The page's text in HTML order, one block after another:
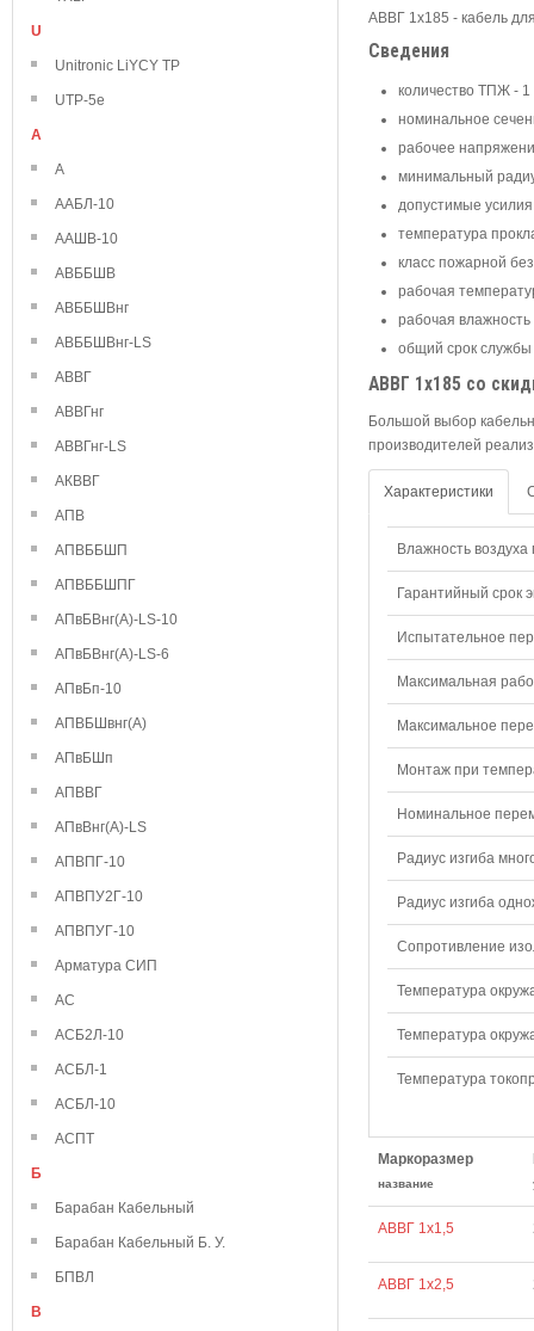
U
Unitronic LiYCY TP
UTP-5e
А
А
ААБЛ-10
ААШВ-10
АВББШВ
АВББШВнг
АВББШВнг-LS
АВВГ
АВВГнг
АВВГнг-LS
АКВВГ
АПВ
АПВББШП
АПВББШПГ
АПвБВнг(А)-LS-10
АПвБВнг(А)-LS-6
АПвБп-10
АПВБШвнг(А)
АПвБШп
АПВВГ
АПвВнг(А)-LS
АПВПГ-10
АПВПУ2Г-10
АПВПУГ-10
Арматура СИП
АС
АСБ2Л-10
АСБЛ-1
АСБЛ-10
АСПТ
Б
Барабан Кабельный
Барабан Кабельный Б. У.
БПВЛ
В
АВВГ 1х185 - кабель
Сведения
количество ТПЖ - 1
номинальное
рабочее
минимальный
допустимые
температура
класс пожарной
рабочая
рабочая
общий срок службы
АВВГ 1х185 со
Большой выбор
производителей
Характеристики
Влажность воздуха
Гарантийный срок
Испытательное
Максимальная
Максимальное
Монтаж при
Номинальное
Радиус изгиба
Радиус изгиба
Сопротивление
Температура
Температура
Температура
Маркоразмер
название
АВВГ 1х1,5
АВВГ 1х2,5